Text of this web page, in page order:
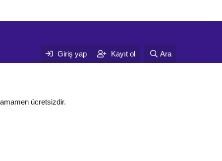
Giriş yap Kayıt ol Ara
ücretsizdir.